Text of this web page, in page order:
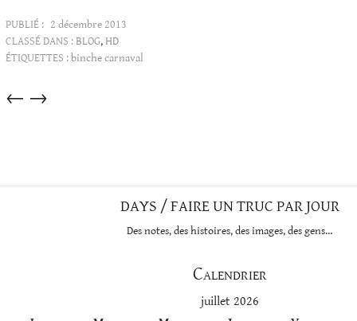
PUBLIÉ : 2 décembre 2013
CLASSÉ DANS :BLOG,HD
ÉTIQUETTES : binche carnaval
Articles
→
←
DAYS / FAIRE UN TRUC PAR JOUR
Des notes, des histoires, des images, des gens…
Calendrier
juillet 2026